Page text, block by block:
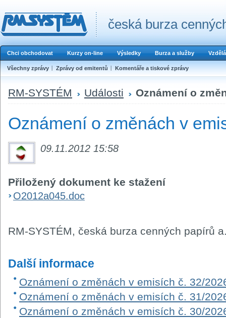
česká burza
Chci obchodovat Kurzy on-line Výsledky Burza a služby
Všechny zprávy Zprávy od emitentů Komentáře a tiskové zprávy
RM-SYSTÉM Události Oznámení o
Oznámení o změnách v
09.11.2012 15:58
Přiložený dokument ke stažení
O2012a045.doc
RM-SYSTÉM, česká burza cenných papírů
Další informace
Oznámení o změnách v emisích č. 32/
Oznámení o změnách v emisích č. 31/
Oznámení o změnách v emisích č. 30/